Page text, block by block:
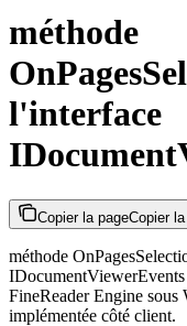
méthode
l'interface
Copier la pageCopier
méthode
FineReader Engine
implémentée côté client.